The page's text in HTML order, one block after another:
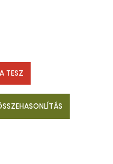
TESZ